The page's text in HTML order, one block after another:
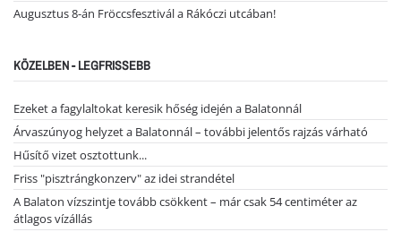
Augusztus 8-án Fröccsfesztivál a Rákóczi utcában!
KÖZELBEN - LEGFRISSEBB
Ezeket a fagylaltokat keresik hőség idején a Balatonnál
Árvaszúnyog helyzet a Balatonnál – további jelentős rajzás várható
Hűsítő vizet osztottunk...
Friss "pisztrángkonzerv" az idei strandétel
A Balaton vízszintje tovább csökkent – már csak 54 centiméter az
átlagos vízállás